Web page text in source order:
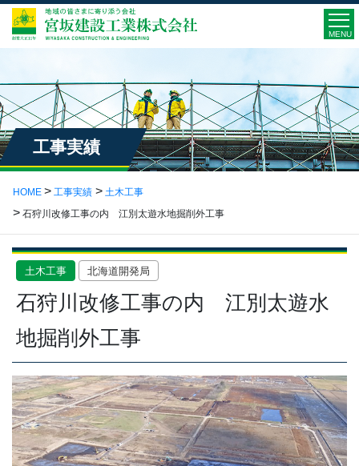
MENU
工事実績
HOME 工事実績
土木工事
石狩川改修工事の内 江別太遊水地掘削外工事
土木工事 北海道開発局
石狩川改修工事の内 江別太遊水
地掘削外工事